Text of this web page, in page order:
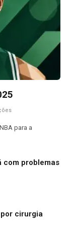
para a
com problemas
cirurgia